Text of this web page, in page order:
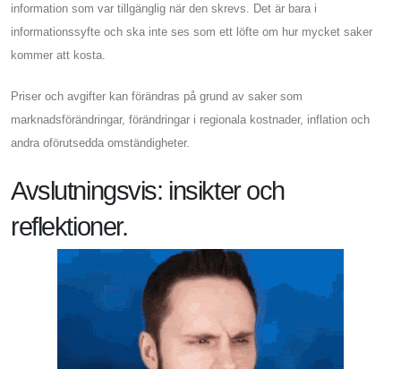
information som var tillgänglig när den skrevs. Det är bara i
informationssyfte och ska inte ses som ett löfte om hur mycket saker
kommer att kosta.
Priser och avgifter kan förändras på grund av saker som
marknadsförändringar, förändringar i regionala kostnader, inflation och
andra oförutsedda omständigheter.
Avslutningsvis: insikter och
reflektioner.